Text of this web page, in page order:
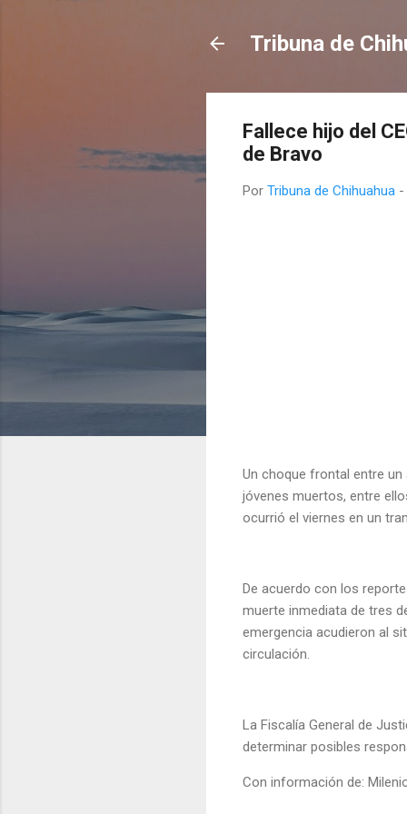
Tribuna de
Fallece hijo del
de Bravo
Por Tribuna de Chihuahua -
Un choque frontal entre
jóvenes muertos, entre
ocurrió el viernes en un
De acuerdo con los
muerte inmediata de tres
emergencia acudieron al
circulación.
La Fiscalía General de
determinar posibles
Con información de: